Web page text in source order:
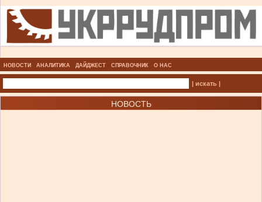
НОВОСТИ АНАЛИТИКА ДАЙДЖЕСТ СПРАВОЧНИК О НАС
| искать |
НОВОСТЬ